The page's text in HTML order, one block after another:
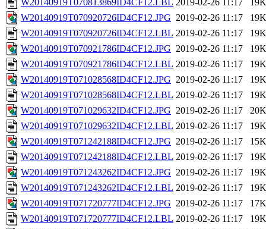
W20140919T070813869ID4CF12.LBL 2019-02-26 11:17
19K
W20140919T070920726ID4CF12.JPG 2019-02-26 11:17
19K
W20140919T070920726ID4CF12.LBL 2019-02-26 11:17
19K
W20140919T070921786ID4CF12.JPG 2019-02-26 11:17
19K
W20140919T070921786ID4CF12.LBL 2019-02-26 11:17
19K
W20140919T071028568ID4CF12.JPG 2019-02-26 11:17
19K
W20140919T071028568ID4CF12.LBL 2019-02-26 11:17
19K
W20140919T071029632ID4CF12.JPG 2019-02-26 11:17
20K
W20140919T071029632ID4CF12.LBL 2019-02-26 11:17
19K
W20140919T071242188ID4CF12.JPG 2019-02-26 11:17
15K
W20140919T071242188ID4CF12.LBL 2019-02-26 11:17
19K
W20140919T071243262ID4CF12.JPG 2019-02-26 11:17
19K
W20140919T071243262ID4CF12.LBL 2019-02-26 11:17
19K
W20140919T071720777ID4CF12.JPG 2019-02-26 11:17
17K
W20140919T071720777ID4CF12.LBL 2019-02-26 11:17
19K